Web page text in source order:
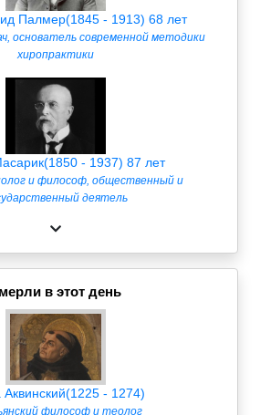
Палмер(1845 - 1913) 68 лет
основатель современной методики
хиропрактики
- 1937) 87 лет
и философ, общественный и
деятель
в этот день
- 1274)
философ и теолог